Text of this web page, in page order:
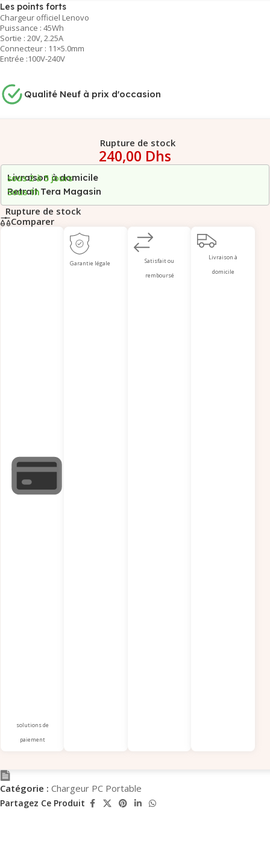
Les points forts
Chargeur officiel Lenovo
Puissance : 45Wh
Sortie : 20V, 2.25A
Connecteur : 11×5.0mm
Entrée :100V-240V
Qualité Neuf à prix d'occasion
Rupture de stock
240,00 Dhs
Livraison à domicile
sous 2 à 5 jours
Retrait Tera Magasin
Sous 1h
Rupture de stock
Comparer
solutions de
paiement
Garantie légale
Satisfait ou
remboursé
Livraison à
domicile
Catégorie : Chargeur PC Portable
Partagez Ce Produit